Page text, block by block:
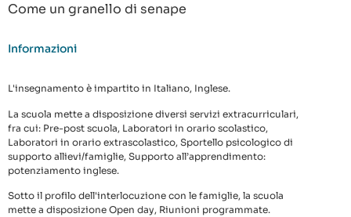
Come un granello di senape
Informazioni
L'insegnamento è impartito in Italiano, Inglese.
La scuola mette a disposizione diversi servizi extracurriculari,
fra cui: Pre-post scuola, Laboratori in orario scolastico,
Laboratori in orario extrascolastico, Sportello psicologico di
supporto allievi/famiglie, Supporto all’apprendimento:
potenziamento inglese.
Sotto il profilo dell'interlocuzione con le famiglie, la scuola
mette a disposizione Open day, Riunioni programmate.